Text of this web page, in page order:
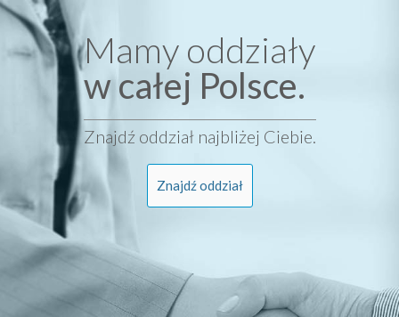
Mamy oddziały
w całej Polsce.
Znajdź oddział najbliżej Ciebie.
Znajdź oddział